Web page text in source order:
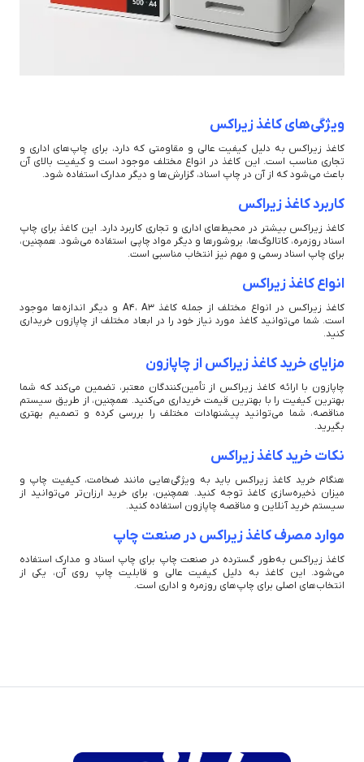
ویژگی‌های کاغذ زیراکس
کاغذ زیراکس به دلیل کیفیت عالی و مقاومتی که دارد، برای چاپ‌های اداری و
تجاری مناسب است. این کاغذ در انواع مختلف موجود است و کیفیت بالای آن
باعث می‌شود که از آن در چاپ اسناد، گزارش‌ها و دیگر مدارک استفاده شود.
کاربرد کاغذ زیراکس
کاغذ زیراکس بیشتر در محیط‌های اداری و تجاری کاربرد دارد. این کاغذ برای چاپ
اسناد روزمره، کاتالوگ‌ها، بروشورها و دیگر مواد چاپی استفاده می‌شود. همچنین،
برای چاپ اسناد رسمی و مهم نیز انتخاب مناسبی است.
انواع کاغذ زیراکس
کاغذ زیراکس در انواع مختلف از جمله کاغذ A4، A3 و دیگر اندازه‌ها موجود
است. شما می‌توانید کاغذ مورد نیاز خود را در ابعاد مختلف از چاپازون خریداری
کنید.
مزایای خرید کاغذ زیراکس از چاپازون
چاپازون با ارائه کاغذ زیراکس از تأمین‌کنندگان معتبر، تضمین می‌کند که شما
بهترین کیفیت را با بهترین قیمت خریداری می‌کنید. همچنین، از طریق سیستم
مناقصه، شما می‌توانید پیشنهادات مختلف را بررسی کرده و تصمیم بهتری
بگیرید.
نکات خرید کاغذ زیراکس
هنگام خرید کاغذ زیراکس باید به ویژگی‌هایی مانند ضخامت، کیفیت چاپ و
میزان ذخیره‌سازی کاغذ توجه کنید. همچنین، برای خرید ارزان‌تر می‌توانید از
سیستم خرید آنلاین و مناقصه چاپازون استفاده کنید.
موارد مصرف کاغذ زیراکس در صنعت چاپ
کاغذ زیراکس به‌طور گسترده در صنعت چاپ برای چاپ اسناد و مدارک استفاده
می‌شود. این کاغذ به دلیل کیفیت عالی و قابلیت چاپ روی آن، یکی از
انتخاب‌های اصلی برای چاپ‌های روزمره و اداری است.